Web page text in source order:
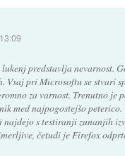
predstavlja nevarnost.
Vsaj pri Microsoftu se stvari
za varnost. Trenutno je
med najpogostejšo peterico.
najdejo s testiranji zunanjih
četudi je Firefox